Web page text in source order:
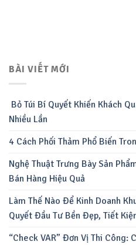
BÀI VIẾT MỚI
Bỏ Túi Bí Quyết Khiến Khách
Nhiều Lần
4 Cách Phối Thảm Phổ Biến
Nghệ Thuật Trưng Bày Sản
Bán Hàng Hiệu Quả
Làm Thế Nào Để Kinh Doanh
Quyết Đầu Tư Bền Đẹp, Tiết
“Check VAR” Đơn Vị Thi Công: